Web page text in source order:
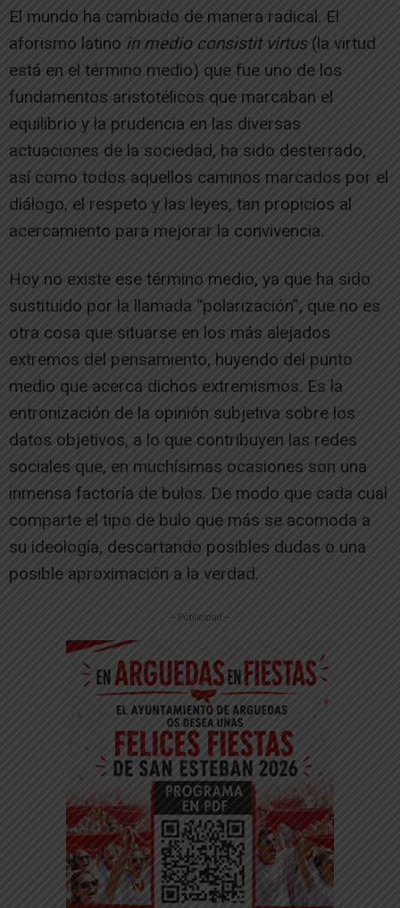
El mundo ha cambiado de manera radical. El
aforismo latino in medio consistit virtus(la virtud
está en el término medio) que fue uno de los
fundamentos aristotélicos que marcaban el
equilibrio y la prudencia en las diversas
actuaciones de la sociedad, ha sido desterrado,
así como todos aquellos caminos marcados por el
diálogo, el respeto y las leyes, tan propicios al
acercamiento para mejorar la convivencia.
Hoy no existe ese término medio, ya que ha sido
sustituido por la llamada “polarización”, que no es
otra cosa que situarse en los más alejados
extremos del pensamiento, huyendo del punto
medio que acerca dichos extremismos. Es la
entronización de la opinión subjetiva sobre los
datos objetivos, a lo que contribuyen las redes
sociales que, en muchísimas ocasiones son una
inmensa factoría de bulos. De modo que cada cual
comparte el tipo de bulo que más se acomoda a
su ideología, descartando posibles dudas o una
posible aproximación a la verdad.
-- Publicidad --